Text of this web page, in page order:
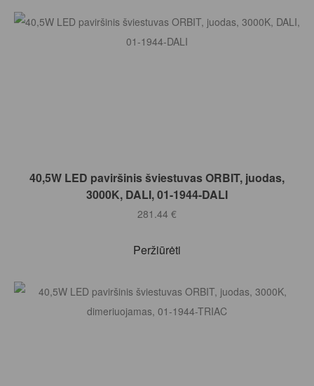
Į KREPŠELĮ
40,5W LED paviršinis šviestuvas ORBIT, juodas,
3000K, DALI, 01-1944-DALI
281.44 €
Peržiūrėti